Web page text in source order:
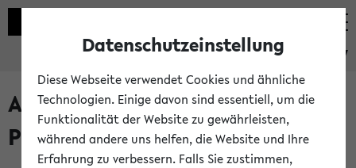
eKVV
Alle noch stattfindenden
Prüfungen
Datenschutzeinstellung
Diese Webseite verwendet Cookies und ähnliche
Technologien. Einige davon sind essentiell, um die
Funktionalität der Website zu gewährleisten,
während andere uns helfen, die Website und Ihre
Erfahrung zu verbessern. Falls Sie zustimmen,